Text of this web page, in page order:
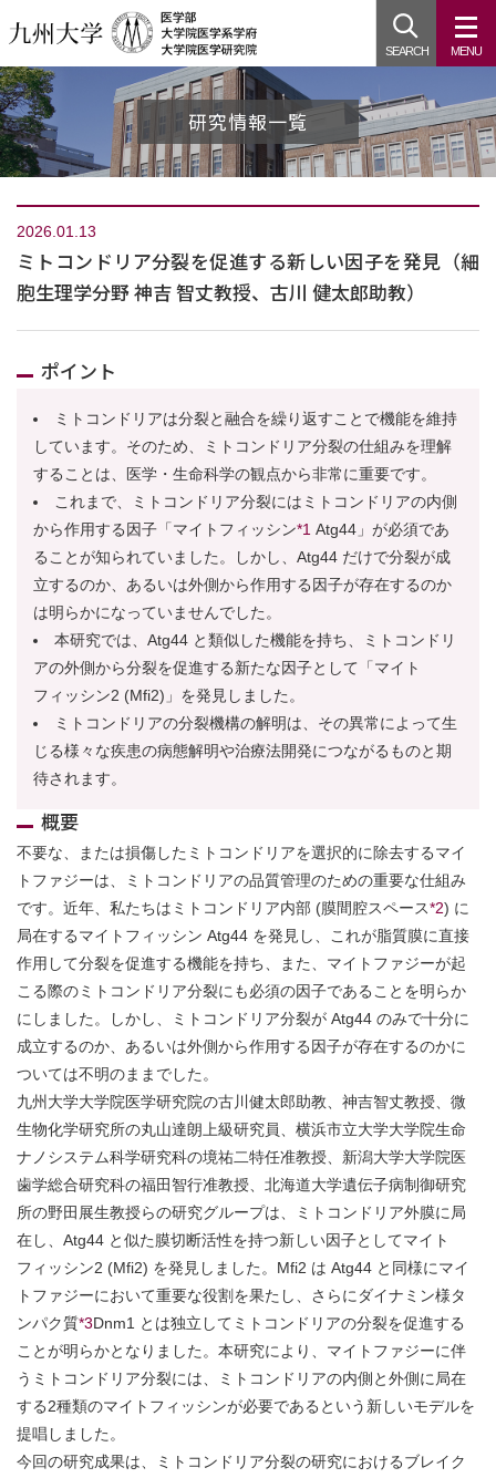
SEARCH
研究情報一覧
2026.01.13
ミトコンドリア分裂を促進する新しい因子を発見（細
胞生理学分野 神吉 智丈教授、古川 健太郎助教）
ポイント
ミトコンドリアは分裂と融合を繰り返すことで機能を維持
しています。そのため、ミトコンドリア分裂の仕組みを理解
することは、医学・生命科学の観点から非常に重要です。
これまで、ミトコンドリア分裂にはミトコンドリアの内側
から作用する因子「マイトフィッシン*1 Atg44」が必須であ
ることが知られていました。しかし、Atg44 だけで分裂が成
立するのか、あるいは外側から作用する因子が存在するのか
は明らかになっていませんでした。
本研究では、Atg44 と類似した機能を持ち、ミトコンドリ
アの外側から分裂を促進する新たな因子として「マイト
フィッシン2 (Mfi2)」を発見しました。
ミトコンドリアの分裂機構の解明は、その異常によって生
じる様々な疾患の病態解明や治療法開発につながるものと期
待されます。
概要
不要な、または損傷したミトコンドリアを選択的に除去するマイ
トファジーは、ミトコンドリアの品質管理のための重要な仕組み
です。近年、私たちはミトコンドリア内部 (膜間腔スペース*2) に
局在するマイトフィッシン Atg44 を発見し、これが脂質膜に直接
作用して分裂を促進する機能を持ち、また、マイトファジーが起
こる際のミトコンドリア分裂にも必須の因子であることを明らか
にしました。しかし、ミトコンドリア分裂が Atg44 のみで十分に
成立するのか、あるいは外側から作用する因子が存在するのかに
ついては不明のままでした。
九州大学大学院医学研究院の古川健太郎助教、神吉智丈教授、微
生物化学研究所の丸山達朗上級研究員、横浜市立大学大学院生命
ナノシステム科学研究科の境祐二特任准教授、新潟大学大学院医
歯学総合研究科の福田智行准教授、北海道大学遺伝子病制御研究
所の野田展生教授らの研究グループは、ミトコンドリア外膜に局
在し、Atg44 と似た膜切断活性を持つ新しい因子としてマイト
フィッシン2 (Mfi2) を発見しました。Mfi2 は Atg44 と同様にマイ
トファジーにおいて重要な役割を果たし、さらにダイナミン様タ
ンパク質*3Dnm1 とは独立してミトコンドリアの分裂を促進する
ことが明らかとなりました。本研究により、マイトファジーに伴
うミトコンドリア分裂には、ミトコンドリアの内側と外側に局在
する2種類のマイトフィッシンが必要であるという新しいモデルを
提唱しました。
今回の研究成果は、ミトコンドリア分裂の研究におけるブレイク
MENU